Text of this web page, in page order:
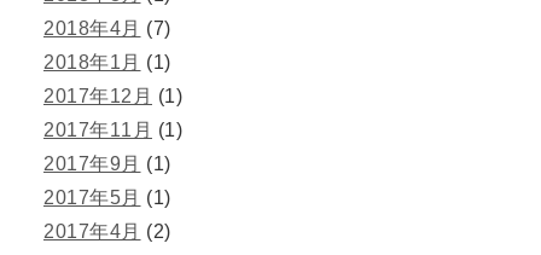
2018年4月 (7)
2018年1月 (1)
2017年12月 (1)
2017年11月 (1)
2017年9月 (1)
2017年5月 (1)
2017年4月 (2)